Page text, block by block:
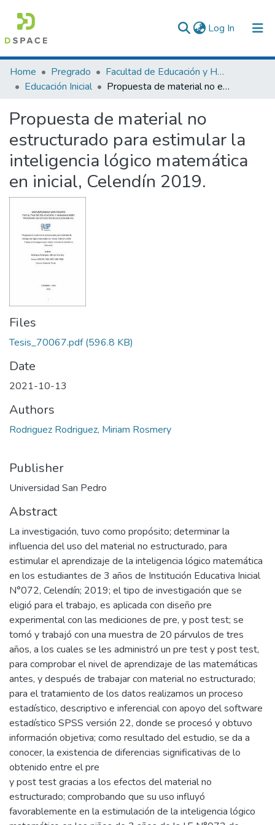
Log In (current)
Communities & Collections
All of DSpace
Statistics
Home Pregrado
Facultad de Educación y Humanidades
Educación Inicial
Propuesta de material no estructurado para estimular la inteligencia lógico matemática en inicial, Celendín 2019.
Propuesta de material no
estructurado para estimular la
inteligencia lógico matemática
en inicial, Celendín 2019.
Files
Tesis_70067.pdf(596.8 KB)
Date
2021-10-13
Authors
Rodriguez Rodriguez, Miriam Rosmery
Publisher
Universidad San Pedro
Abstract
La investigación, tuvo como propósito; determinar la
influencia del uso del material no estructurado, para
estimular el aprendizaje de la inteligencia lógico matemática
en los estudiantes de 3 años de Institución Educativa Inicial
N°072, Celendín; 2019; el tipo de investigación que se
eligió para el trabajo, es aplicada con diseño pre
experimental con las mediciones de pre, y post test; se
tomó y trabajó con una muestra de 20 párvulos de tres
años, a los cuales se les administró un pre test y post test,
para comprobar el nivel de aprendizaje de las matemáticas
antes, y después de trabajar con material no estructurado;
para el tratamiento de los datos realizamos un proceso
estadístico, descriptivo e inferencial con apoyo del software
estadístico SPSS versión 22, donde se procesó y obtuvo
información objetiva; como resultado del estudio, se da a
conocer, la existencia de diferencias significativas de lo
obtenido entre el pre
y post test gracias a los efectos del material no
estructurado; comprobando que su uso influyó
favorablemente en la estimulación de la inteligencia lógico